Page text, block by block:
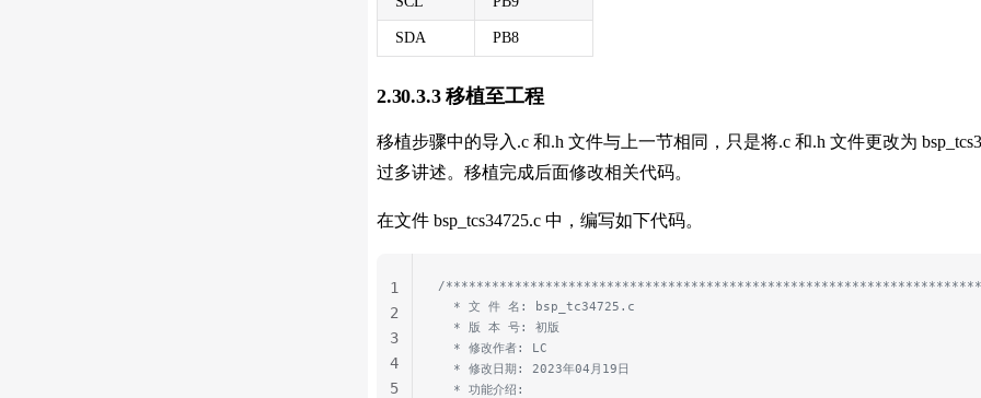
SDA PB8
2.30.3.3 移植至工程
移植步骤中的导入.c 和.h 文件与上一节相同，只是将.c 和.h 文件更改为
过多讲述。移植完成后面修改相关代码。
在文件 bsp_tcs34725.c 中，编写如下代码。
/
  * 文 件 名: bsp_tc34725.c
  * 版 本 号: 初版
  * 修改作者: LC
  * 修改日期: 2023年04月19日
  * 功能介绍:
1
2
3
4
5